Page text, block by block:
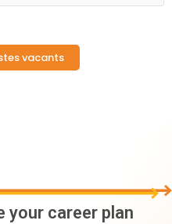
vacants
your career plan